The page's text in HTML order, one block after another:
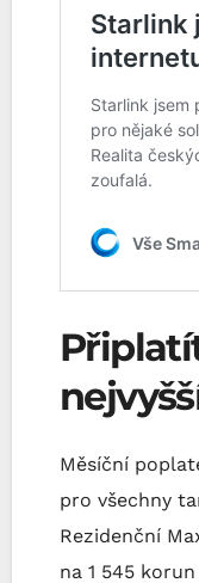
Měsíční
pro všechny
Rezidenční
na 1 545